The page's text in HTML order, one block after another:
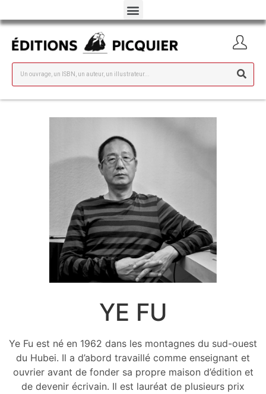
YE FU
Ye Fu est né en 1962 dans les montagnes du sud-ouest
du Hubei. Il a d’abord travaillé comme enseignant et
ouvrier avant de fonder sa propre maison d’édition et
de devenir écrivain. Il est lauréat de plusieurs prix